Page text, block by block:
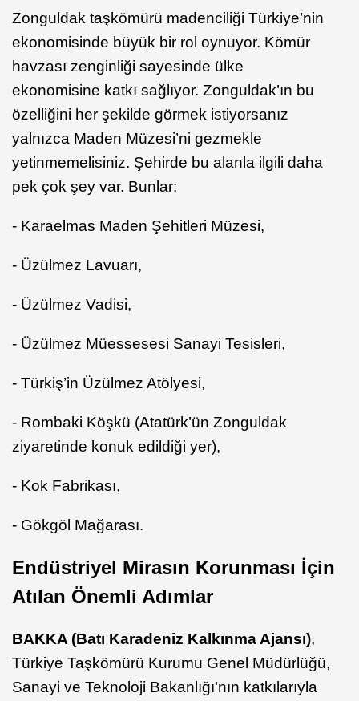
Zonguldak taşkömürü madenciliği Türkiye’nin
ekonomisinde büyük bir rol oynuyor. Kömür
havzası zenginliği sayesinde ülke
ekonomisine katkı sağlıyor. Zonguldak’ın bu
özelliğini her şekilde görmek istiyorsanız
yalnızca Maden Müzesi’ni gezmekle
yetinmemelisiniz. Şehirde bu alanla ilgili daha
pek çok şey var. Bunlar:
- Karaelmas Maden Şehitleri Müzesi,
- Üzülmez Lavuarı,
- Üzülmez Vadisi,
- Üzülmez Müessesesi Sanayi Tesisleri,
- Türkiş’in Üzülmez Atölyesi,
- Rombaki Köşkü (Atatürk’ün Zonguldak
ziyaretinde konuk edildiği yer),
- Kok Fabrikası,
- Gökgöl Mağarası.
Endüstriyel Mirasın Korunması İçin
Atılan Önemli Adımlar
BAKKA (Batı Karadeniz Kalkınma Ajansı),
Türkiye Taşkömürü Kurumu Genel Müdürlüğü,
Sanayi ve Teknoloji Bakanlığı’nın katkılarıyla